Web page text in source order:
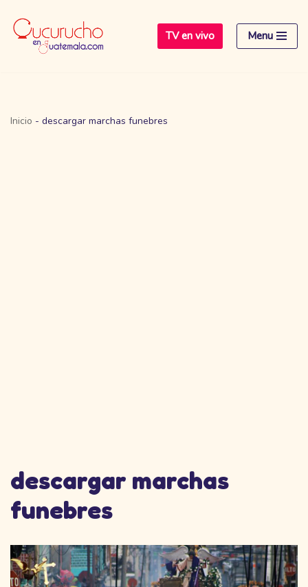
Saltar
TV en vivo Menu
Inicio - descargar marchas funebres
descargar marchas
funebres